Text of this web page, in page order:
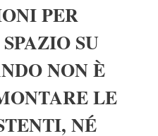
PER
SU
NON È
LE
NÉ